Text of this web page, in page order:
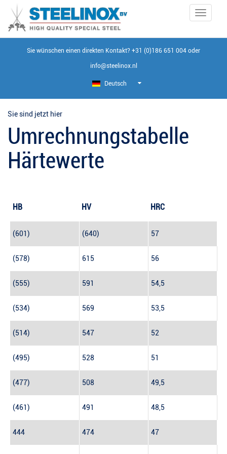
Toggle
Sie wünschen einen direkten Kontakt? +31 (0)186 651 004 oder
info@steelinox.nl
Deutsch
Sie sind jetzt hier
Umrechnungstabelle
Härtewerte
HB HV HRC
(601) (640) 57
(578) 615 56
(555) 591 54,5
(534) 569 53,5
(514) 547 52
(495) 528 51
(477) 508 49,5
(461) 491 48,5
444 474 47